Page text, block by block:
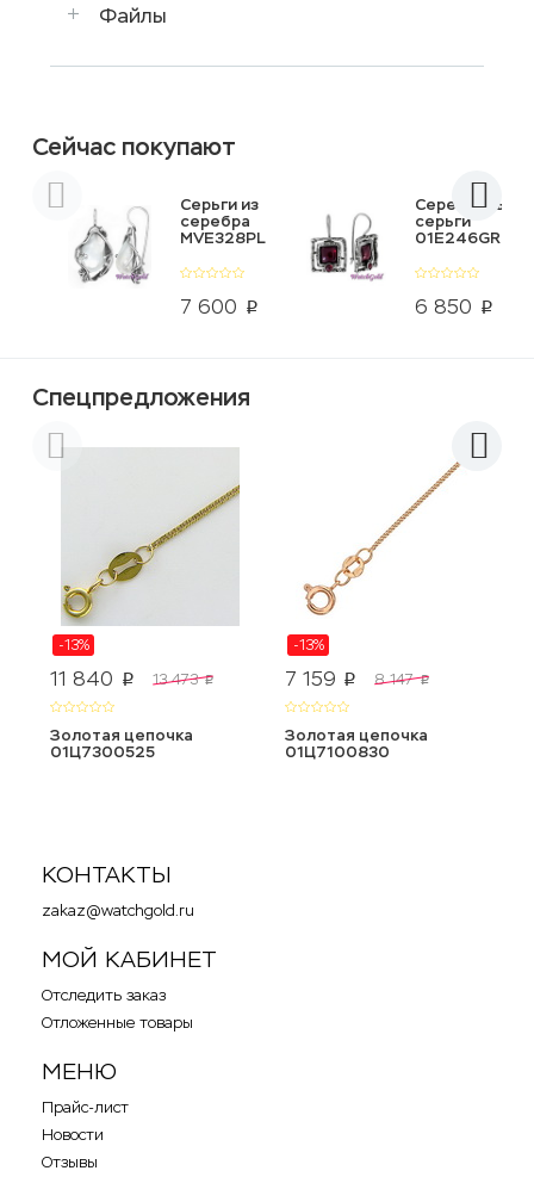
Файлы
Сейчас покупают
7 600 p
Серьги из
серебра
MVE328PL
6 850 p
Серебряные
серьги
01E246GR
Спецпредложения
-13%
11 840 p 13 473 p
Золотая цепочка
01Ц7300525
-13%
7 159 p 8 147 p
Золотая цепочка
01Ц7100830
КОНТАКТЫ
zakaz@watchgold.ru
МОЙ КАБИНЕТ
Отследить заказ
Отложенные товары
МЕНЮ
Прайс-лист
Новости
Отзывы